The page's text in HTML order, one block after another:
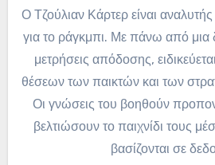
Ο Τζούλιαν Κάρτερ είναι
για το ράγκμπι. Με πάνω από μια
μετρήσεις απόδοσης,
θέσεων των παικτών και των
Οι γνώσεις του βοηθούν
βελτιώσουν το παιχνίδι τους
βασίζονται σε